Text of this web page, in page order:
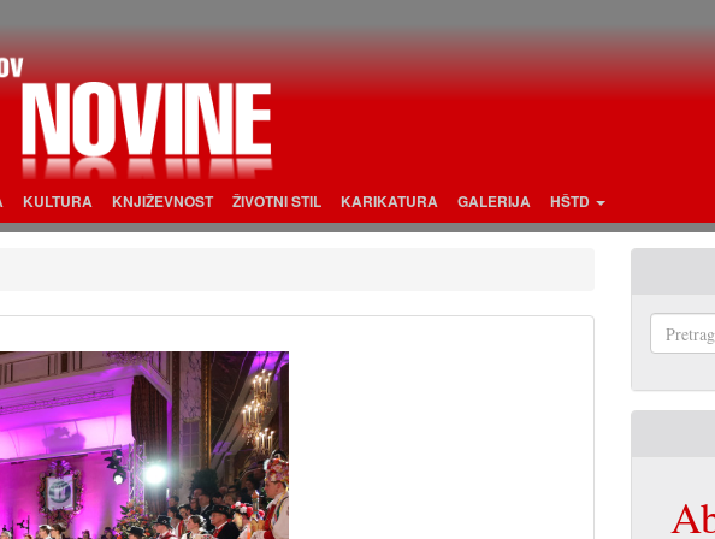
KULTURA KNJIŽEVNOST ŽIVOTNI STIL KARIKATURA GALERIJA HŠTD